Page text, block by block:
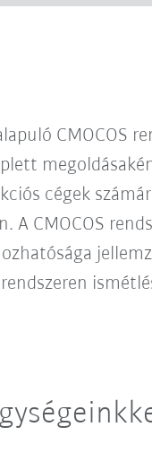
CMOCOS
cégek
A CMOCOS